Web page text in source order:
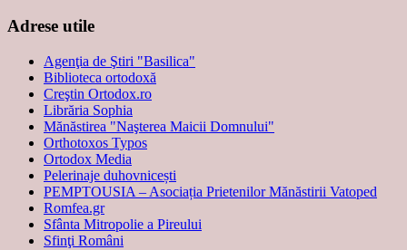
Adrese utile
Agenţia de Ştiri "Basilica"
Biblioteca ortodoxă
Creştin Ortodox.ro
Librăria Sophia
Mănăstirea "Naşterea Maicii Domnului"
Orthotoxos Typos
Ortodox Media
Pelerinaje duhovnicești
PEMPTOUSIA – Asociația Prietenilor Mănăstirii Vatoped
Romfea.gr
Sfânta Mitropolie a Pireului
Sfinţi Români